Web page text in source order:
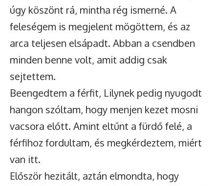
úgy köszönt rá, mintha rég ismerné. A
feleségem is megjelent mögöttem, és az
arca teljesen elsápadt. Abban a csendben
minden benne volt, amit addig csak
sejtettem.
Beengedtem a férfit, Lilynek pedig nyugodt
hangon szóltam, hogy menjen kezet mosni
vacsora előtt. Amint eltűnt a fürdő felé, a
férfihoz fordultam, és megkérdeztem, miért
van itt.
Először hezitált, aztán elmondta, hogy